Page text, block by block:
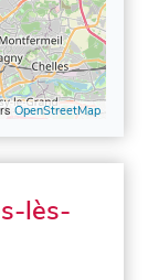
OpenStreetMap
lès-